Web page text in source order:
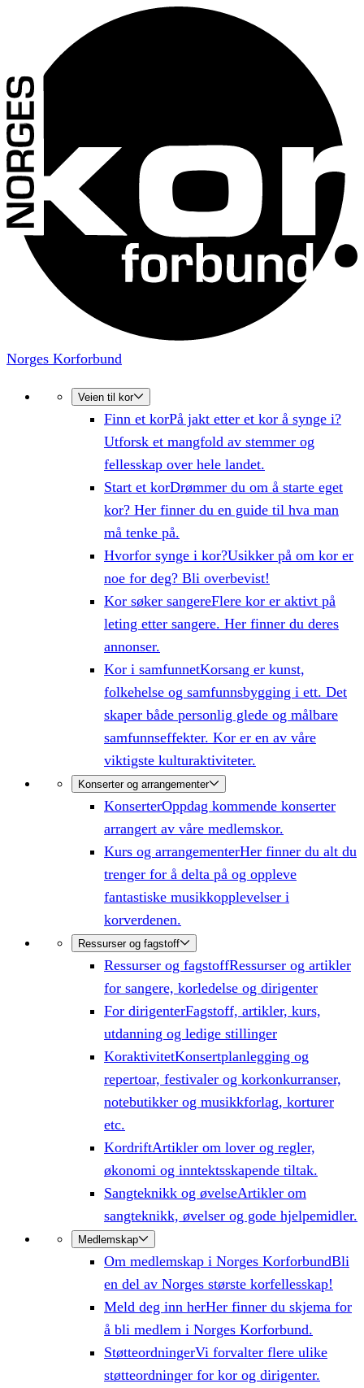
Norges Korforbund
Veien til kor
Finn et korPå jakt etter et kor å synge i?
Utforsk et mangfold av stemmer og
fellesskap over hele landet.
Start et korDrømmer du om å starte eget
kor? Her finner du en guide til hva man
må tenke på.
Hvorfor synge i kor?Usikker på om kor er
noe for deg? Bli overbevist!
Kor søker sangereFlere kor er aktivt på
leting etter sangere. Her finner du deres
annonser.
Kor i samfunnetKorsang er kunst,
folkehelse og samfunnsbygging i ett. Det
skaper både personlig glede og målbare
samfunnseffekter. Kor er en av våre
viktigste kulturaktiviteter.
Konserter og arrangementer
KonserterOppdag kommende konserter
arrangert av våre medlemskor.
Kurs og arrangementerHer finner du alt du
trenger for å delta på og oppleve
fantastiske musikkopplevelser i
korverdenen.
Ressurser og fagstoff
Ressurser og fagstoffRessurser og artikler
for sangere, korledelse og dirigenter
For dirigenterFagstoff, artikler, kurs,
utdanning og ledige stillinger
KoraktivitetKonsertplanlegging og
repertoar, festivaler og korkonkurranser,
notebutikker og musikkforlag, korturer
etc.
KordriftArtikler om lover og regler,
økonomi og inntektsskapende tiltak.
Sangteknikk og øvelseArtikler om
sangteknikk, øvelser og gode hjelpemidler.
Medlemskap
Om medlemskap i Norges KorforbundBli
en del av Norges største korfellesskap!
Meld deg inn herHer finner du skjema for
å bli medlem i Norges Korforbund.
StøtteordningerVi forvalter flere ulike
støtteordninger for kor og dirigenter.